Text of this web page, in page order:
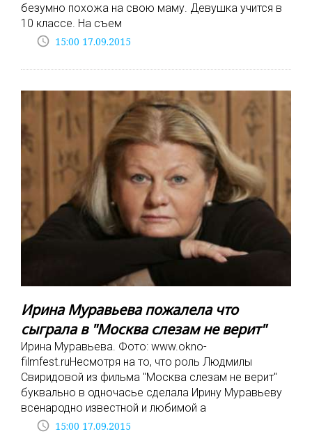
безумно похожа на свою маму. Девушка учится в
10 классе. На съем
access_time 15:00 17.09.2015
Ирина Муравьева пожалела что
сыграла в "Москва слезам не верит"
Ирина Муравьева. Фото: www.okno-
filmfest.ruНесмотря на то, что роль Людмилы
Свиридовой из фильма "Москва слезам не верит"
буквально в одночасье сделала Ирину Муравьеву
всенародно известной и любимой а
access_time 15:00 17.09.2015